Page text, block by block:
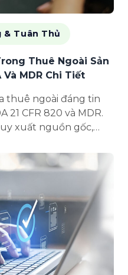
& Tuân Thủ
Thuê Ngoài Sản
Và MDR Chi Tiết
thuê ngoài đáng tin
21 CFR 820 và MDR.
xuất nguồn gốc,